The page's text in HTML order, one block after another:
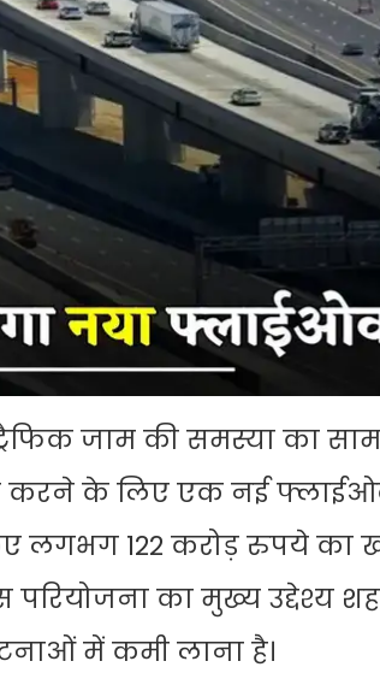
जाम की समस्या का
करने के लिए एक नई
लगभग 122 करोड़ रुपये का
का मुख्य उद्देश्य
में कमी लाना है।